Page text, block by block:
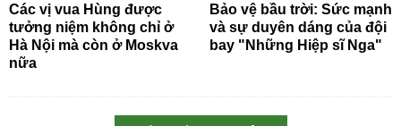
Các vị vua Hùng được
tưởng niệm không chỉ ở
Hà Nội mà còn ở Moskva
nữa
Bảo vệ bầu trời: Sức mạnh
và sự duyên dáng của đội
bay "Những Hiệp sĩ Nga"